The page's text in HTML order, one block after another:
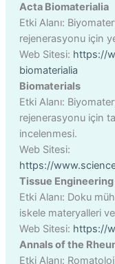
Acta Biomaterialia
Etki Alanı:
rejenerasyonu için
Web Sitesi: https://
biomaterialia
Biomaterials
Etki Alanı:
rejenerasyonu için
incelenmesi.
Web Sitesi:
https://
Tissue Engineering
Etki Alanı: Doku
iskele materyalleri
Web Sitesi: https://
Annals of the
Etki Alanı: